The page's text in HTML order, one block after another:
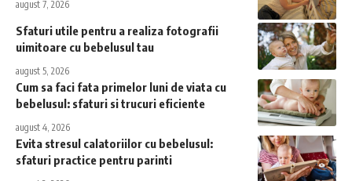
august 7, 2026
Sfaturi utile pentru a realiza fotografii
uimitoare cu bebelusul tau
august 5, 2026
Cum sa faci fata primelor luni de viata cu
bebelusul: sfaturi si trucuri eficiente
august 4, 2026
Evita stresul calatoriilor cu bebelusul:
sfaturi practice pentru parinti